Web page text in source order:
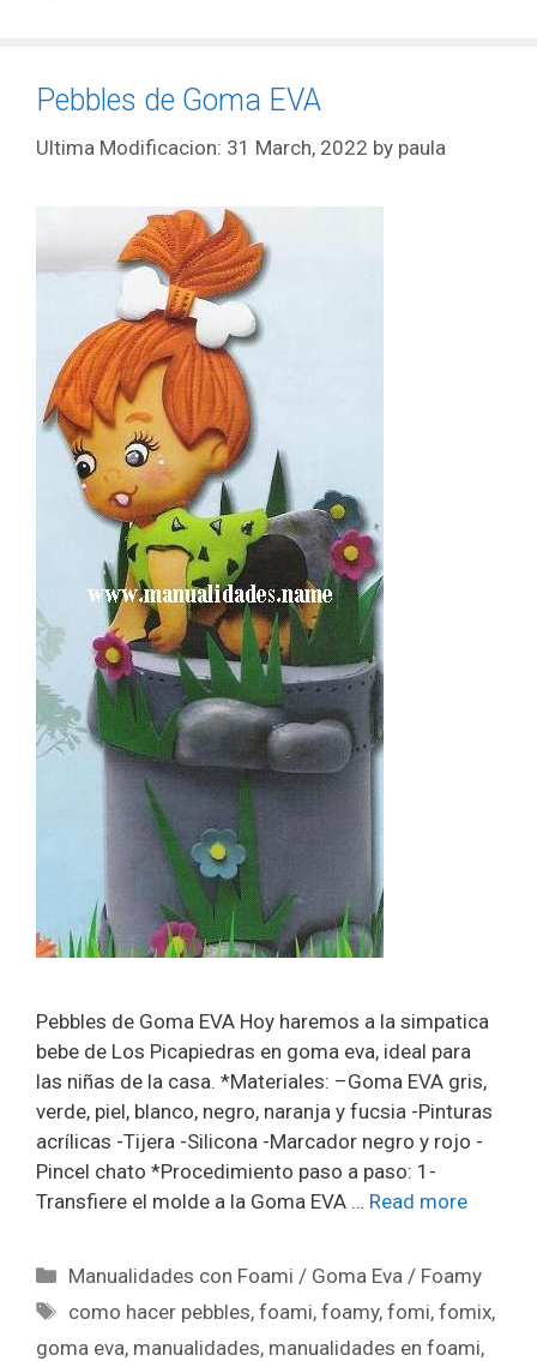
Pebbles de Goma EVA
31 March, 2022 by paula
Pebbles de Goma EVA Hoy haremos a la simpatica
bebe de Los Picapiedras en goma eva, ideal para
las niñas de la casa. *Materiales: –Goma EVA gris,
verde, piel, blanco, negro, naranja y fucsia -Pinturas
acrílicas -Tijera -Silicona -Marcador negro y rojo -
Pincel chato *Procedimiento paso a paso: 1-
Transfiere el molde a la Goma EVA … Read more
Manualidades con Foami / Goma Eva / Foamy
como hacer pebbles,foami,foamy,fomi,fomix,
goma eva, manualidades, manualidades en foami,